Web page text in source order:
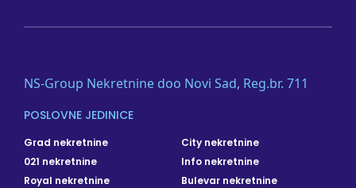
NS-Group Nekretnine doo Novi Sad, Reg.br. 711
POSLOVNE JEDINICE
Grad nekretnine
City nekretnine
021 nekretnine
Info nekretnine
Royal nekretnine
Bulevar nekretnine